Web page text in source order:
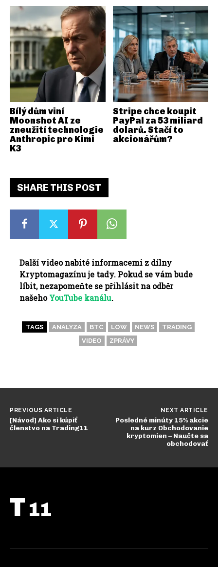
SHARE THIS POST
Další video nabité informacemi z dílny
Kryptomagazínu je tady. Pokud se vám bude
líbit, nezapomeňte se přihlásit na odběr
našehoYouTube kanálu.
TAGS ANALYZA BTC LOW NEWS
TRADING
VIDEO
ZPRÁVY
Bílý dům viní
Moonshot AI ze
zneužití technologie
Anthropic pro Kimi
K3
Stripe chce koupit
PayPal za 53 miliard
dolarů. Stačí to
akcionářům?
PREVIOUS ARTICLE
[Návod] Ako si kúpiť
členstvo na Trading11
NEXT ARTICLE
Posledné minúty 15% akcie
na kurz Obchodovanie
kryptomien – Naučte sa
obchodovať
T 11